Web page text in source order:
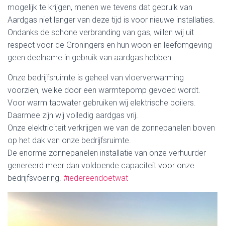
mogelijk te krijgen, menen we tevens dat gebruik van
Aardgas niet langer van deze tijd is voor nieuwe installaties.
Ondanks de schone verbranding van gas, willen wij uit
respect voor de Groningers en hun woon en leefomgeving
geen deelname in gebruik van aardgas hebben.
Onze bedrijfsruimte is geheel van vloerverwarming
voorzien, welke door een warmtepomp gevoed wordt.
Voor warm tapwater gebruiken wij elektrische boilers.
Daarmee zijn wij volledig aardgas vrij.
Onze elektriciteit verkrijgen we van de zonnepanelen boven
op het dak van onze bedrijfsruimte.
De enorme zonnepanelen installatie van onze verhuurder
genereerd meer dan voldoende capaciteit voor onze
bedrijfsvoering. #iedereendoetwat